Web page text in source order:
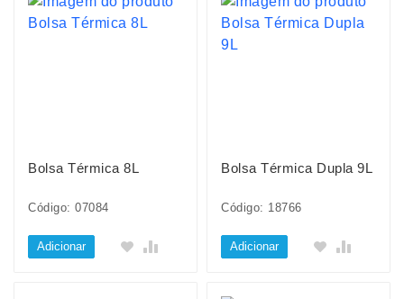
Bolsa Térmica 8L
Código: 07084
Adicionar
Bolsa Térmica Dupla 9L
Código: 18766
Adicionar